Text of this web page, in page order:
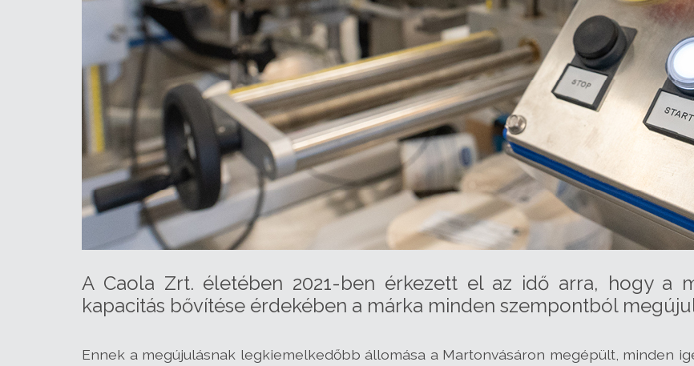
A Caola Zrt. életében 2021-ben érkezett el az idő arra, hogy a
kapacitás bővítése érdekében a márka minden szempontból
Ennek a megújulásnak legkiemelkedőbb állomása a Martonvásáron megépült, minden